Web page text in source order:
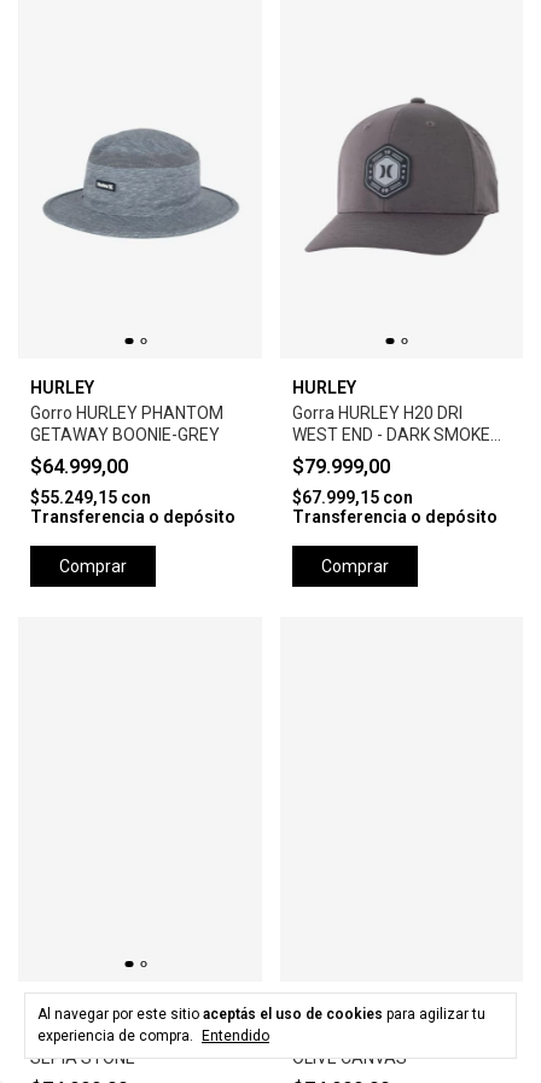
Al navegar por este sitio aceptás el uso de cookies para agilizar tu
experiencia de compra.
Entendido
HURLEY
Gorro HURLEY PHANTOM
GETAWAY BOONIE-GREY
$64.999,00
$55.249,15 con
Transferencia o depósito
Comprar
HURLEY
Gorra HURLEY H20 DRI
WEST END - DARK SMOKE
GREY
$79.999,00
$67.999,15 con
Transferencia o depósito
Comprar
HURLEY
Gorra HURLEY LEVELS HAT -
SEPIA STONE
HURLEY
OLIVE CANVAS